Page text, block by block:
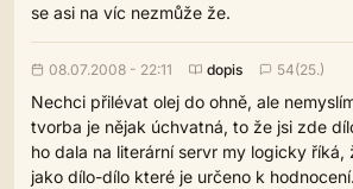
se asi na víc nezmůže že.
08.07.2008 - 22:11 dopis 54(25.)
Nechci přilévat olej do ohně, ale
tvorba je nějak úchvatná, to že jsi zde
ho dala na literární servr my logicky říká,
jako dílo-dílo které je určeno k